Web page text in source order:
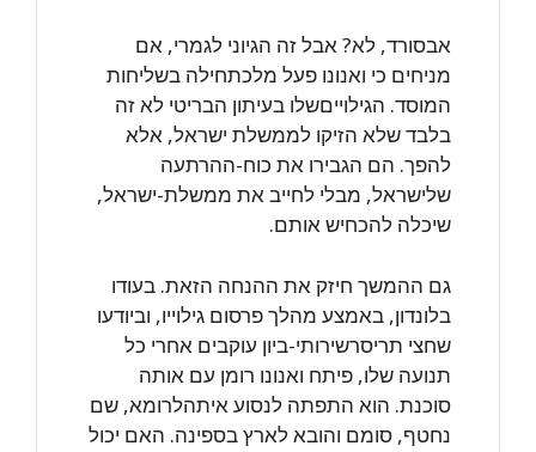
אבסורד, לא? אבל זה הגיוני לגמרי, אם
מניחים כי ואנונו פעל מלכתחילה בשליחות
‏המוסד. הגילוייםשלו בעיתון הבריטי לא זה
בלבד שלא הזיקו לממשלת ישראל, אלא
להפך. ‏הם הגבירו את כוח-ההרתעה
שלישראל, מבלי לחייב את ממשלת-ישראל,
שיכלה להכחיש ‏אותם.
גם ההמשך חיזק את ההנחה הזאת. בעודו
בלונדון, באמצע מהלך פרסום גילוייו, וביודעו
‏שחצי תריסרשירותי-ביון עוקבים אחרי כל
תנועה שלו, פיתח ואנונו רומן עם אותה
סוכנת. ‏הוא התפתה לנסוע איתהלרומא, שם
נחטף, סומם והובא לארץ בספינה. האם יכול